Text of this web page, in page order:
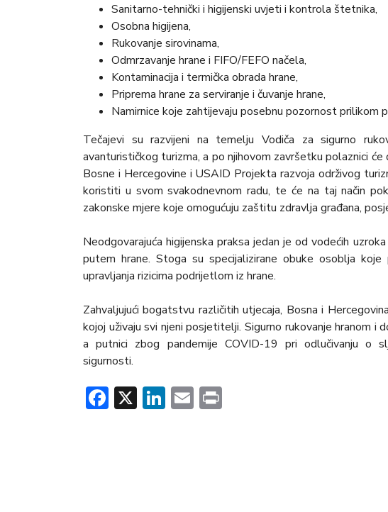
Sanitarno-tehnički i higijenski uvjeti i kontrola štetnika,
Osobna higijena,
Rukovanje sirovinama,
Odmrzavanje hrane i FIFO/FEFO načela,
Kontaminacija i termička obrada hrane,
Priprema hrane za serviranje i čuvanje hrane,
Namirnice koje zahtijevaju posebnu pozornost prilikom
Tečajevi su razvijeni na temelju Vodiča za sigurno
avanturističkog turizma, a po njihovom završetku polaznici
Bosne i Hercegovine i USAID Projekta razvoja održivog
koristiti u svom svakodnevnom radu, te će na taj način
zakonske mjere koje omogućuju zaštitu zdravlja građana,
Neodgovarajuća higijenska praksa jedan je od vodećih
putem hrane. Stoga su specijalizirane obuke osoblja
upravljanja rizicima podrijetlom iz hrane.
Zahvaljujući bogatstvu različitih utjecaja, Bosna i
kojoj uživaju svi njeni posjetitelji. Sigurno rukovanje hranom i
a putnici zbog pandemije COVID-19 pri odlučivanju o
sigurnosti.
Facebook
X LinkedIn
Email